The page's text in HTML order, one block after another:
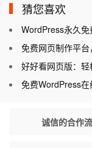
猜您喜欢
WordPress永久免
免费网页制作平台
好好看网页版：
免费WordPress在线生
诚信的合作